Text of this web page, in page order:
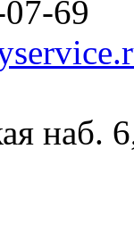
69
наб.